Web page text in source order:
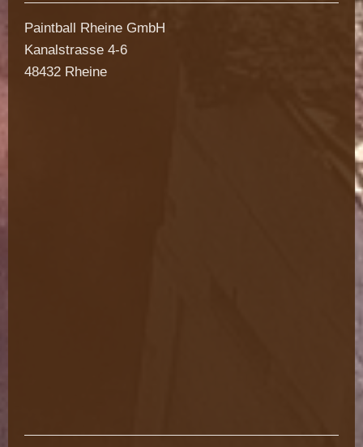
Paintball Rheine GmbH
Kanalstrasse 4-6
48432 Rheine